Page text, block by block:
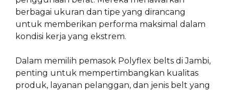
berbagai ukuran dan tipe yang dirancang
untuk memberikan performa maksimal dalam
kondisi kerja yang ekstrem.
Dalam memilih pemasok Polyflex belts di Jambi,
penting untuk mempertimbangkan kualitas
produk, layanan pelanggan, dan jenis belt yang